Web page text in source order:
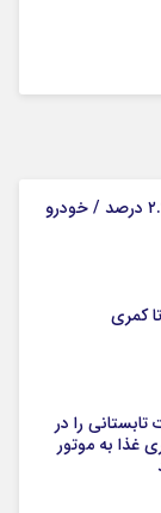
دلار ۴ درصد ریخت، ۲۰۷ فقط ۲.۹ درصد / خودرو
تابستانی را در
غذا به موتور